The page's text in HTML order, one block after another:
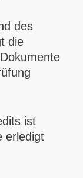
des
die
ist
erledigt